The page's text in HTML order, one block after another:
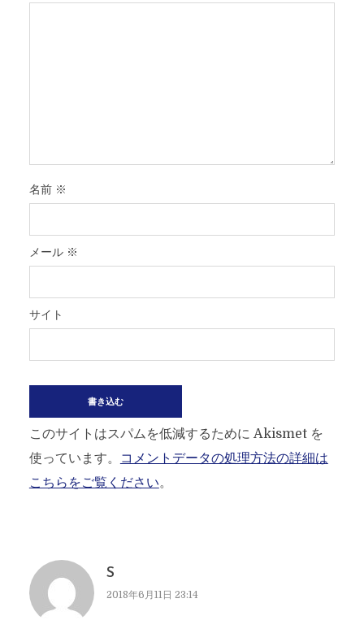
名前 ※
メール ※
サイト
このサイトはスパムを低減するために Akismet を
使っています。
コメントデータの処理方法の詳細は
こちらをご覧ください。
S
2018年6月11日 23:14